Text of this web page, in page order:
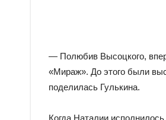
— Полюбив Высоцкого,
«Мираж». До этого были
поделилась Гулькина.